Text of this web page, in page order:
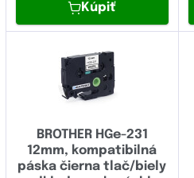
Kúpiť
BROTHER HGe-231
12mm, kompatibilná
páska čierna tlač/biely